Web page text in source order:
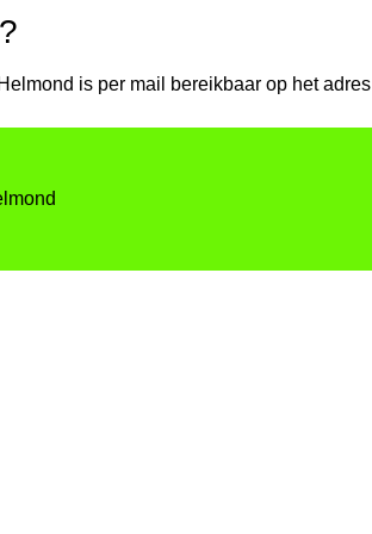
is per mail bereikbaar op het adres